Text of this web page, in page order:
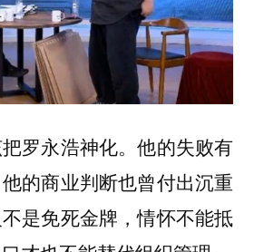
罗永浩神化。他的失败有
的商业判断也曾付出沉重
是免死金牌，情怀不能抵